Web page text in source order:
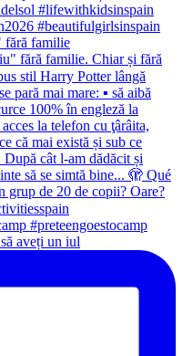
fără familie
aveți un iul